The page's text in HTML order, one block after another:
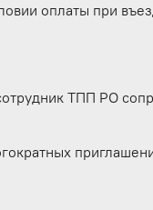
оплаты при
ТПП РО